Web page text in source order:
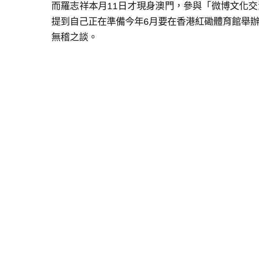
而羅志祥本月11日才現身澳門，參與「微博文化
提到自己正在準備今年6月要在香港紅磡體育館舉
無稽之談。